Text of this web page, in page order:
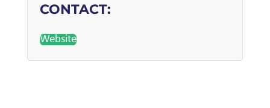
CONTACT:
Website